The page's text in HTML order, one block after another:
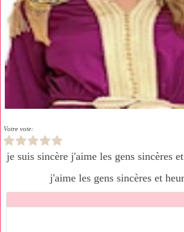
Votre vote:
je suis sincère j'aime les gens sincères et